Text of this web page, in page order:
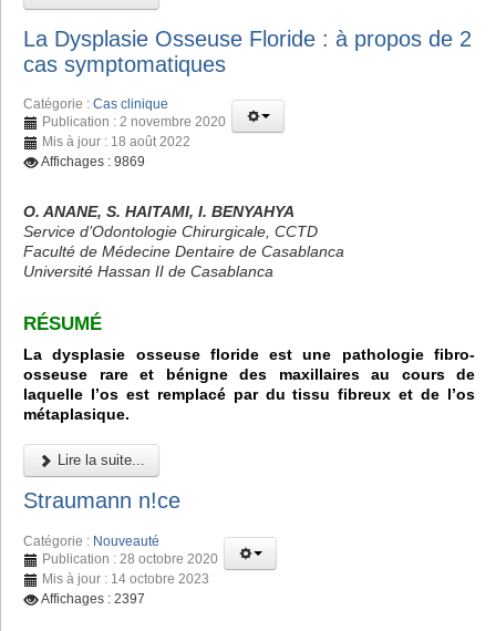
La Dysplasie Osseuse Floride : à propos de 2
cas symptomatiques
Catégorie : Cas clinique
Publication : 2 novembre 2020
Mis à jour : 18 août 2022
Affichages : 9869
O. ANANE, S. HAITAMI, I. BENYAHYA
Service d’Odontologie Chirurgicale, CCTD
Faculté de Médecine Dentaire de Casablanca
Université Hassan II de Casablanca
RÉSUMÉ
La dysplasie osseuse floride est une pathologie fibro-
osseuse rare et bénigne des maxillaires au cours de
laquelle l’os est remplacé par du tissu fibreux et de l’os
métaplasique.
Lire la suite...
Straumann n!ce
Catégorie : Nouveauté
Publication : 28 octobre 2020
Mis à jour : 14 octobre 2023
Affichages : 2397